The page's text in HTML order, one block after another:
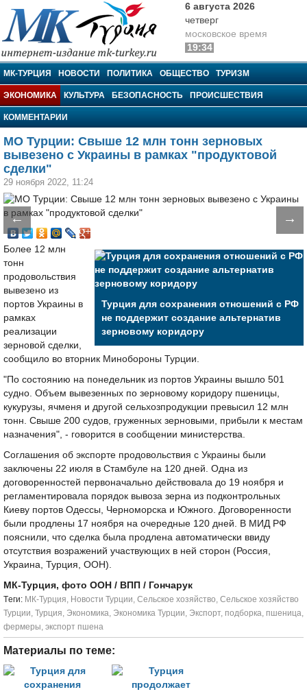
МК-Турция
6 августа 2026
четверг
московское время
19:34
МК-ТУРЦИЯ НОВОСТИ ПОЛИТИКА ОБЩЕСТВО ТУРИЗМ
ЭКОНОМИКА КУЛЬТУРА БЕЗОПАСНОСТЬ ПРОИСШЕСТВИЯ
КОММЕНТАРИИ
МО Турции: Свыше 12 млн тонн зерновых
вывезено с Украины в рамках "продуктовой
сделки"
29 ноября 2022, 11:24
← →
Турция для сохранения отношений с РФ
не поддержит создание альтернатив
зерновому коридору
Более 12 млн
тонн
продовольствия
вывезено из
портов Украины в
рамках
реализации
зерновой сделки,
сообщило во вторник Минобороны Турции.
"По состоянию на понедельник из портов Украины вышло 501
судно. Объем вывезенных по зерновому коридору пшеницы,
кукурузы, ячменя и другой сельхозпродукции превысил 12 млн
тонн. Свыше 200 судов, груженных зерновыми, прибыли к местам
назначения", - говорится в сообщении министерства.
Соглашения об экспорте продовольствия с Украины были
заключены 22 июля в Стамбуле на 120 дней. Одна из
договоренностей первоначально действовала до 19 ноября и
регламентировала порядок вывоза зерна из подконтрольных
Киеву портов Одессы, Черноморска и Южного. Договоренности
были продлены 17 ноября на очередные 120 дней. В МИД РФ
пояснили, что сделка была продлена автоматически ввиду
отсутствия возражений участвующих в ней сторон (Россия,
Украина, Турция, ООН).
МК-Турция, фото OOН / ВПП / Гончарук
Tеги: МК-Турция, Новости Турции, Сельское хозяйство, Сельское хозяйство
Турции, Турция, Экономика, Экономика Турции, Экспорт, подборка, пшеница,
фермеры, экспорт пшена
Материалы по теме: